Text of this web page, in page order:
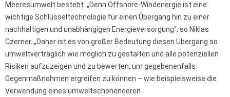
Meeresumwelt besteht. „Denn Offshore-Windenergie ist eine
wichtige Schlüsseltechnologie für einen Übergang hin zu einer
nachhaltigen und unabhängigen Energieversorgung“, so Niklas
Czerner. „Daher ist es von großer Bedeutung diesen Übergang so
umweltverträglich wie möglich zu gestalten und alle potenziellen
Risiken aufzuzeigen und zu bewerten, um gegebenenfalls
Gegenmaßnahmen ergreifen zu können – wie beispielsweise die
Verwendung eines umweltschonenderen